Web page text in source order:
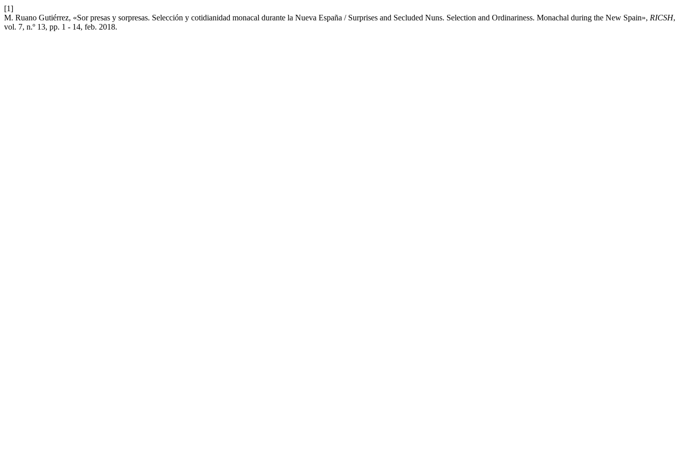
[1]
M. Ruano Gutiérrez, «Sor presas y sorpresas. Selección y cotidianidad monacal durante la Nueva España / Surprises and Secluded Nuns. Selection and Ordinariness. Monachal during the New Spain», RICSH,
vol. 7, n.º 13, pp. 1 - 14, feb. 2018.